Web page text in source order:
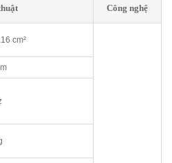
Công nghệ
cm²